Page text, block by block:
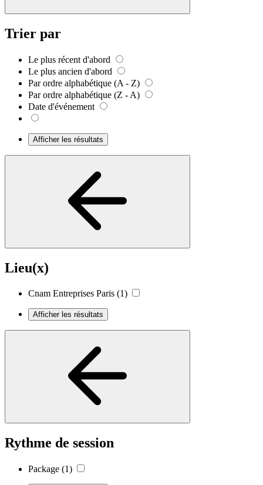
Trier par
Le plus récent d'abord
Le plus ancien d'abord
Par ordre alphabétique (A - Z)
Par ordre alphabétique (Z - A)
Date d'événement
Afficher les résultats
Lieu(x)
Cnam Entreprises Paris (1)
Afficher les résultats
Rythme de session
Package (1)